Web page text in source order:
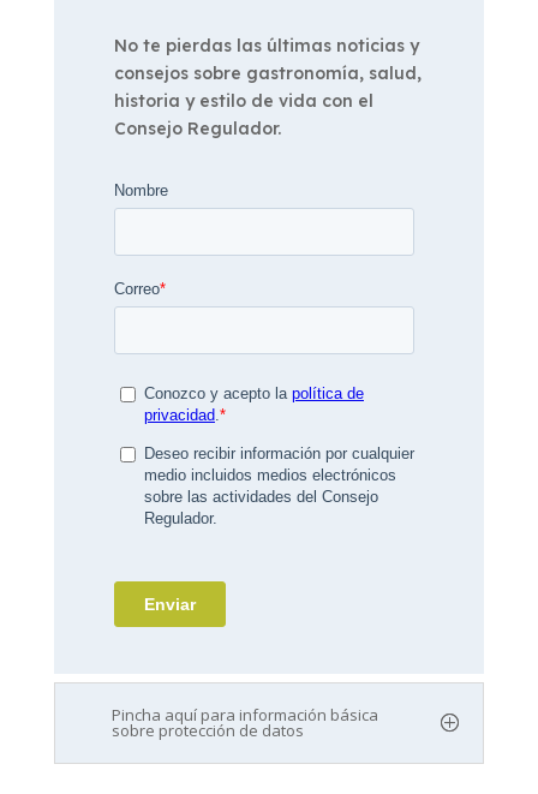
No te pierdas las últimas noticias y
consejos sobre gastronomía, salud,
historia y estilo de vida con el
Consejo Regulador.
Pincha aquí para información básica
sobre protección de datos